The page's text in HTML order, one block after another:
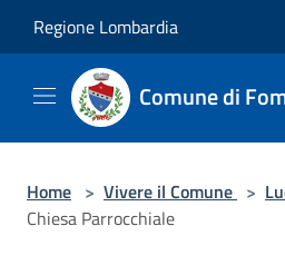
Regione Lombardia
Comune di
Home > Vivere il Comune >
Chiesa Parrocchiale